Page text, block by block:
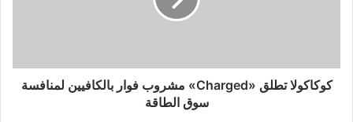
كوكاكولا تطلق «Charged» مشروب فوار بالكافيين لمنافسة
سوق الطاقة